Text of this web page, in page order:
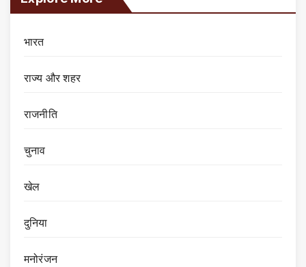
भारत
राज्य और शहर
राजनीति
चुनाव
खेल
दुनिया
मनोरंजन